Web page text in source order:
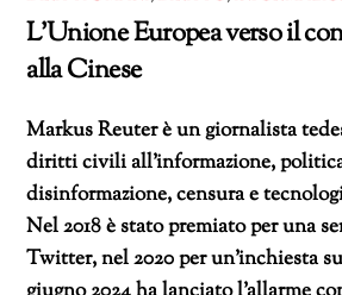
L’Unione Europea verso il
alla Cinese
Markus Reuter è un giornalista
diritti civili all’informazione,
disinformazione, censura e
Nel 2018 è stato premiato per una
Twitter, nel 2020 per un’inchiesta